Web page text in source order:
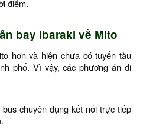
điểm.
bay Ibaraki về Mito
hơn và hiện chưa có tuyến tàu
phố. Vì vậy, các phương án di
chuyên dụng kết nối trực tiếp